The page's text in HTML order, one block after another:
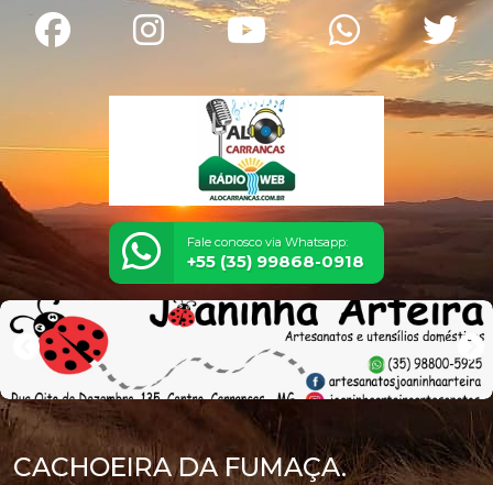
Fale conosco via Whatsapp:
+55 (35) 99868-0918
CACHOEIRA DA FUMAÇA.